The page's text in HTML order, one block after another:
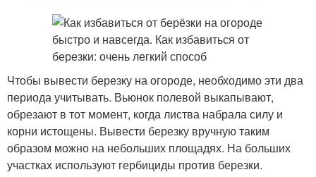
Чтобы вывести березку на огороде, необходимо эти два
периода учитывать. Вьюнок полевой выкапывают,
обрезают в тот момент, когда листва набрала силу и
корни истощены. Вывести березку вручную таким
образом можно на небольших площадях. На больших
участках используют гербициды против березки.